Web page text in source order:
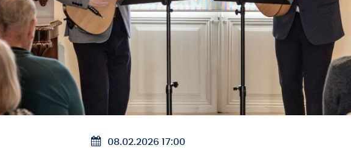
08.02.2026 17:00